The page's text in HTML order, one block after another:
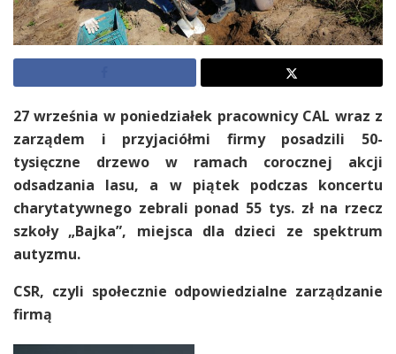
27 września w poniedziałek pracownicy CAL wraz z
zarządem i przyjaciółmi firmy posadzili 50-
tysięczne drzewo w ramach corocznej akcji
odsadzania lasu, a w piątek podczas koncertu
charytatywnego zebrali ponad 55 tys. zł na rzecz
szkoły „Bajka”, miejsca dla dzieci ze spektrum
autyzmu.
CSR, czyli społecznie odpowiedzialne zarządzanie
firmą